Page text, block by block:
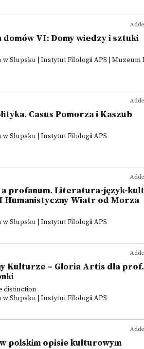
VI: Domy wiedzy i sztuki
Słupsku | Instytut Filologii APS | Muzeum
Casus Pomorza i Kaszub
Słupsku | Instytut Filologii APS
a profanum. Literatura-język-
Wiatr od Morza
Słupsku | Instytut Filologii APS
Kulturze – Gloria Artis dla
distinction
Słupsku | Instytut Filologii APS
polskim opisie kulturowym